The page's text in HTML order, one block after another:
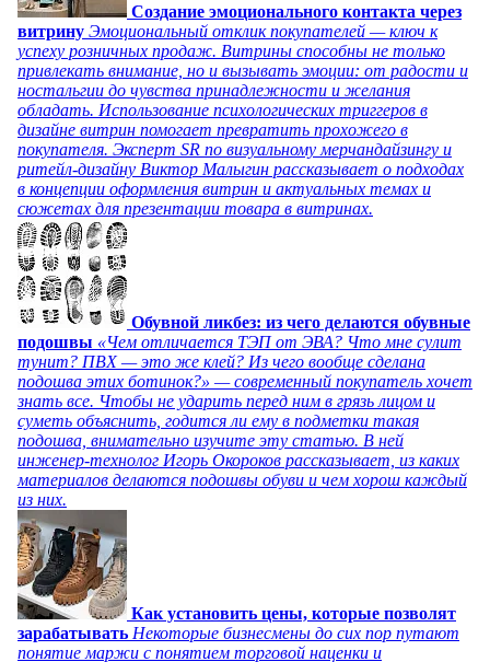
Создание эмоционального контакта через
витрину Эмоциональный отклик покупателей — ключ к
успеху розничных продаж. Витрины способны не только
привлекать внимание, но и вызывать эмоции: от радости и
ностальгии до чувства принадлежности и желания
обладать. Использование психологических триггеров в
дизайне витрин помогает превратить прохожего в
покупателя. Эксперт SR по визуальному мерчандайзингу и
ритейл-дизайну Виктор Малыгин рассказывает о подходах
в концепции оформления витрин и актуальных темах и
сюжетах для презентации товара в витринах.
Обувной ликбез: из чего делаются обувные
подошвы «Чем отличается ТЭП от ЭВА? Что мне сулит
тунит? ПВХ — это же клей? Из чего вообще сделана
подошва этих ботинок?» — современный покупатель хочет
знать все. Чтобы не ударить перед ним в грязь лицом и
суметь объяснить, годится ли ему в подметки такая
подошва, внимательно изучите эту статью. В ней
инженер-технолог Игорь Окороков рассказывает, из каких
материалов делаются подошвы обуви и чем хорош каждый
из них.
Как установить цены, которые позволят
зарабатывать Некоторые бизнесмены до сих пор путают
понятие маржи с понятием торговой наценки и